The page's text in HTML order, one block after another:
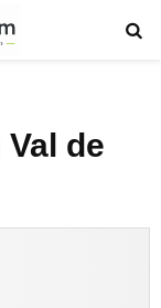
de